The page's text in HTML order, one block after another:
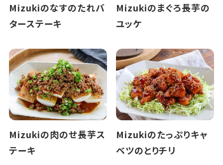
Mizukiのなすのたれバ
ターステーキ
Mizukiのまぐろ長芋の
ユッケ
Mizukiの肉のせ長芋ス
テーキ
Mizukiのたっぷりキャ
ベツのとりチリ